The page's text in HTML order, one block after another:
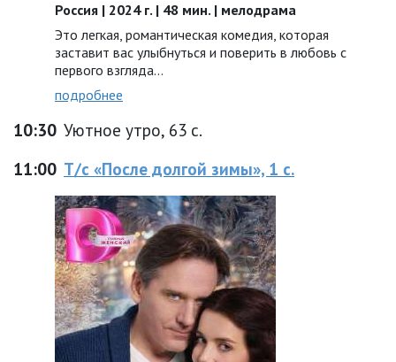
Россия | 2024 г. | 48 мин. | мелодрама
Это легкая, романтическая комедия, которая
заставит вас улыбнуться и поверить в любовь с
первого взгляда…
подробнее
10:30 Уютное утро, 63 с.
11:00 Т/с «После долгой зимы», 1 с.